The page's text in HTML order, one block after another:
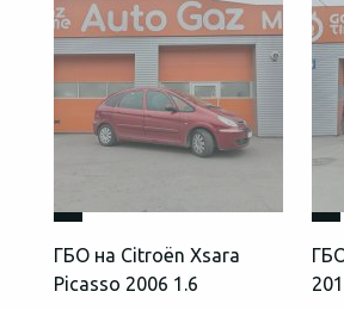
ГБО на Citroën Xsara
Picasso 2006 1.6